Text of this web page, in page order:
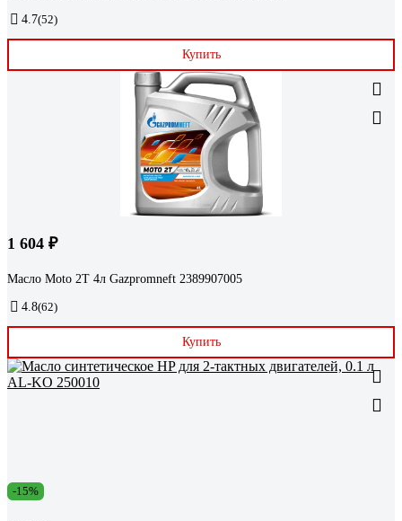
4.7(52)
Купить
1 604 ₽
Масло Moto 2T 4л Gazpromneft 2389907005
4.8(62)
Купить
-15%